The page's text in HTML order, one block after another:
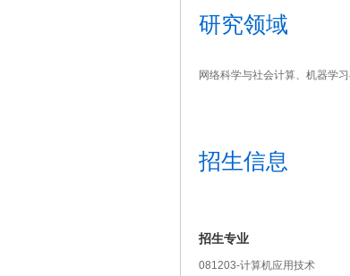
研究领域
网络科学与社会计算、机器学
招生信息
招生专业
081203-计算机应用技术